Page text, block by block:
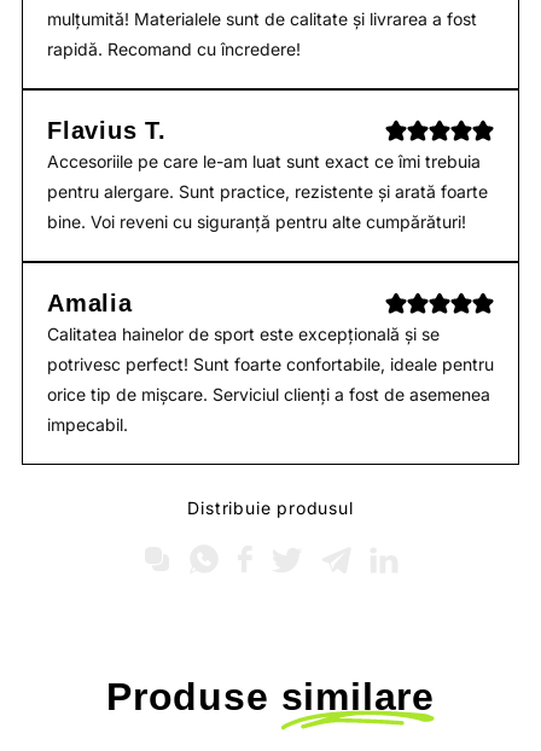
mulțumită! Materialele sunt de calitate și livrarea a fost
rapidă. Recomand cu încredere!
Flavius T.
Accesoriile pe care le-am luat sunt exact ce îmi trebuia
pentru alergare. Sunt practice, rezistente și arată foarte
bine. Voi reveni cu siguranță pentru alte cumpărături!
Amalia
Calitatea hainelor de sport este excepțională și se
potrivesc perfect! Sunt foarte confortabile, ideale pentru
orice tip de mișcare. Serviciul clienți a fost de asemenea
impecabil.
Distribuie produsul
Produse similare